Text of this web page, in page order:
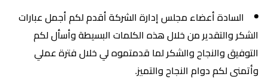
السادة أعضاء مجلس إدارة الشركة أقدم لكم أجمل عبارات
الشكر والتقدير من خلال هذه الكلمات البسيطة وأسأل لكم
التوفيق والنجاح والشكر لما قدمتموه لي خلال فترة عملي
وأتمنى لكم دوام النجاح والتميز.